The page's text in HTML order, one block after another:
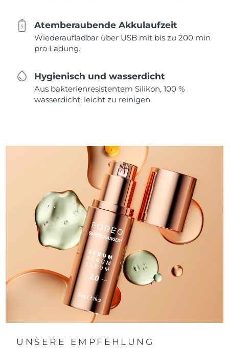
Atemberaubende Akkulaufzeit
Wiederaufladbar über USB mit bis zu 200 min
pro Ladung.
Hygienisch und wasserdicht
Aus bakterienresistentem Silikon, 100 %
wasserdicht, leicht zu reinigen.
UNSERE EMPFEHLUNG